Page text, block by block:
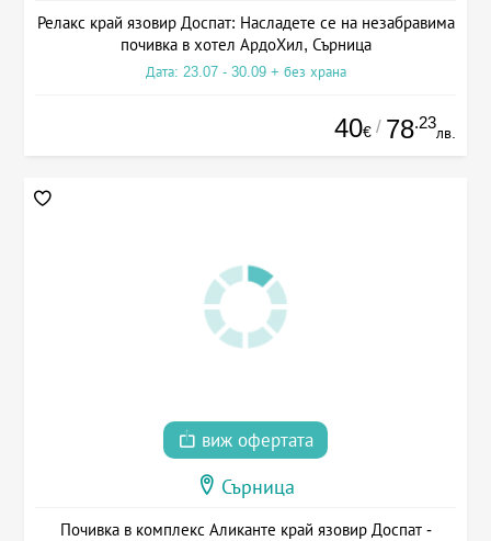
Релакс край язовир Доспат: Насладете се на незабравима
почивка в хотел АрдоХил, Сърница
Дата: 23.07 - 30.09 + без храна
40€ / 78.23
лв.
виж офертата
Сърница
Почивка в комплекс Аликанте край язовир Доспат -